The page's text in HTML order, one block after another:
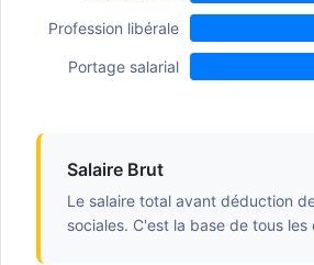
Profession libérale
Portage salarial
Salaire Brut
Le salaire total avant déduction
sociales. C'est la base de tous les